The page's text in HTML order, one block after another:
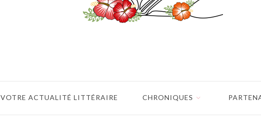
VOTRE ACTUALITÉ LITTÉRAIRE CHRONIQUES